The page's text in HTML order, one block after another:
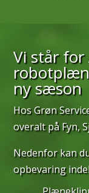
Vi står for
ny sæson
Hos Grøn
overalt på Fyn,
Nedenfor kan
opbevaring